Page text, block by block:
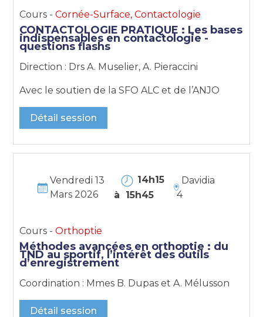
Cours -Cornée-Surface, Contactologie
CONTACTOLOGIE PRATIQUE : Les bases
indispensables en contactologie -
questions flashs
Direction : Drs A. Muselier, A. Pieraccini
Avec le soutien de la SFO ALC et de l’ANJO
Détail session
Vendredi 13
Mars 2026
14h15
à 15h45
Davidia
4
Cours -Orthoptie
Méthodes avancées en orthoptie : du
TND au sportif, l’intérêt des outils
d’enregistrement
Coordination : Mmes B. Dupas et A. Mélusson
Détail session